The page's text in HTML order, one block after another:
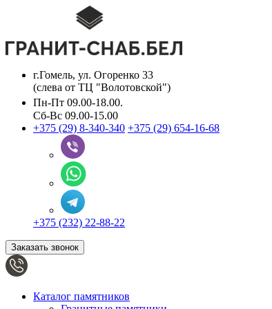
г.Гомель, ул. Огоренко 33
(слева от ТЦ "Волотовской")
Пн-Пт 09.00-18.00.
Сб-Вс 09.00-15.00
+375 (29) 8-340-340 +375 (29) 654-16-68
+375 (232) 22-88-22
Заказать звонок
Каталог памятников